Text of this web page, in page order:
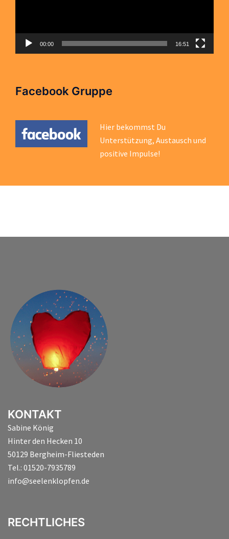
00:00 16:51
Facebook Gruppe
Hier bekommst Du
Unterstützung, Austausch und
positive Impulse!
KONTAKT
Sabine König
Hinter den Hecken 10
50129 Bergheim-Fliesteden
Tel.: 01520-7935789
info@seelenklopfen.de
RECHTLICHES